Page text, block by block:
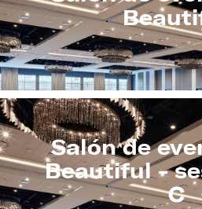
Salón de
Beautiful -
C